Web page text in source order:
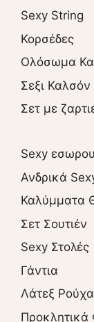
Sexy String
Κορσέδες
Ολόσωμα
Σεξι Καλσόν
Σετ με
Sexy
Ανδρικά
Καλύμματα
Σετ Σουτιέν
Sexy Στολές
Γάντια
Λάτεξ Ρούχα
Προκλητικά